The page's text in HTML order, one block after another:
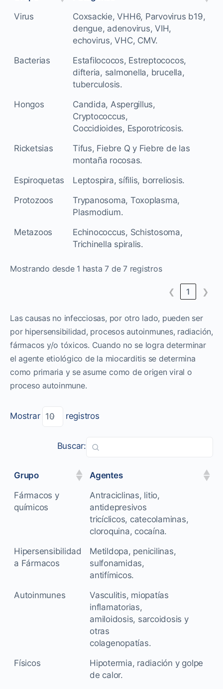
Virus
Coxsackie, VHH6, Parvovirus b19,
dengue, adenovirus, VIH,
echovirus, VHC, CMV.
Bacterias
Estafilococos, Estreptococos,
difteria, salmonella, brucella,
tuberculosis.
Hongos
Candida, Aspergillus,
Cryptococcus,
Coccidioides, Esporotricosis.
Ricketsias
Tifus, Fiebre Q y Fiebre de las
montaña rocosas.
Espiroquetas
Leptospira, sífilis, borreliosis.
Protozoos
Trypanosoma, Toxoplasma,
Plasmodium.
Metazoos
Echinococcus, Schistosoma,
Trichinella spiralis.
Mostrando desde 1 hasta 7 de 7 registros
❮ 1 ❯
Las causas no infecciosas, por otro lado, pueden ser
por hipersensibilidad, procesos autoinmunes, radiación,
fármacos y/o tóxicos. Cuando no se logra determinar
el agente etiológico de la miocarditis se determina
como primaria y se asume como de origen viral o
proceso autoinmune.
Mostrar registros
Buscar:
Grupo
Agentes
Fármacos y
químicos
Antraciclinas, litio,
antidepresivos
tricíclicos, catecolaminas,
cloroquina, cocaína.
Hipersensibilidad
a Fármacos
Metildopa, penicilinas,
sulfonamidas,
antifímicos.
Autoinmunes
Vasculitis, miopatías
inflamatorias,
amiloidosis, sarcoidosis y
otras
colagenopatías.
Físicos
Hipotermia, radiación y golpe
de calor.